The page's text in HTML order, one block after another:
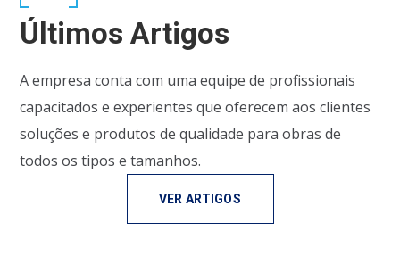
Últimos Artigos
A empresa conta com uma equipe de profissionais
capacitados e experientes que oferecem aos clientes
soluções e produtos de qualidade para obras de
todos os tipos e tamanhos.
VER ARTIGOS